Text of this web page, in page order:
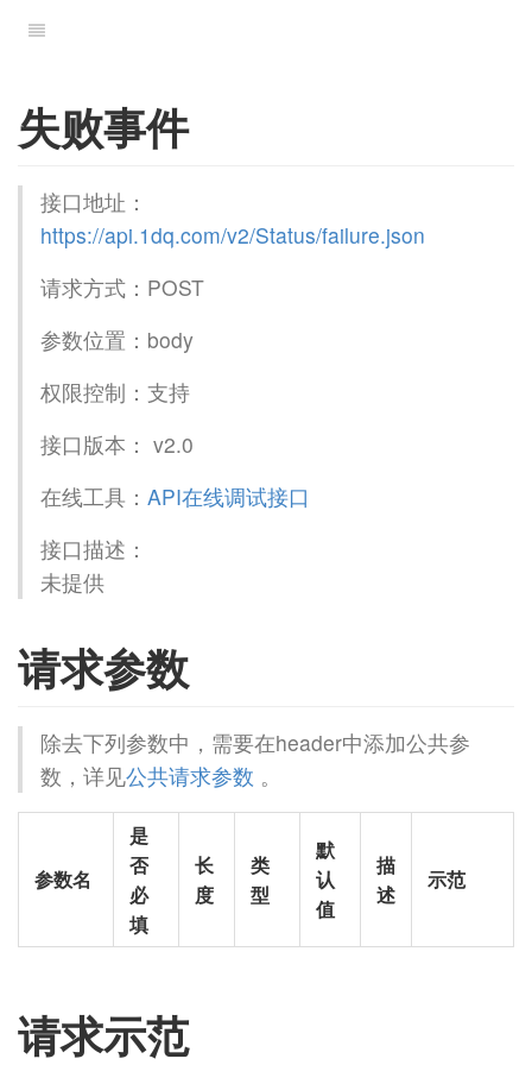
失败事件
接口地址：
https://api.1dq.com/v2/Status/failure.json
请求方式：POST
参数位置：body
权限控制：支持
接口版本： v2.0
在线工具： API在线调试接口
接口描述：
未提供
请求参数
除去下列参数中，需要在header中添加公共参
数，详见公共请求参数 。
参数名
是
否
必
填
长
度
类
型
默
认
值
描
述
示范
请求示范